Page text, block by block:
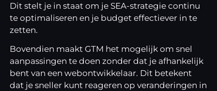
Dit stelt je in staat om je SEA-strategie continu
te optimaliseren en je budget effectiever in te
zetten.
Bovendien maakt GTM het mogelijk om snel
aanpassingen te doen zonder dat je afhankelijk
bent van een webontwikkelaar. Dit betekent
dat je sneller kunt reageren op veranderingen in